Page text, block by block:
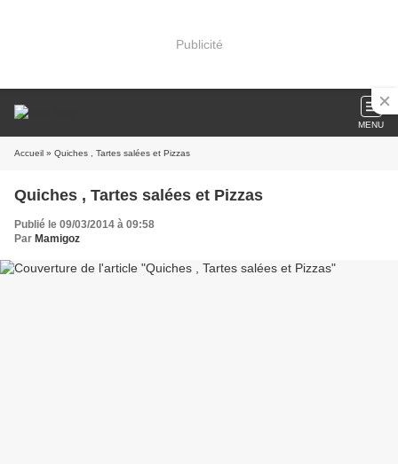
Publicité
MENU
Accueil » Quiches , Tartes salées et Pizzas
Quiches , Tartes salées et Pizzas
Publié le 09/03/2014 à 09:58
Par Mamigoz